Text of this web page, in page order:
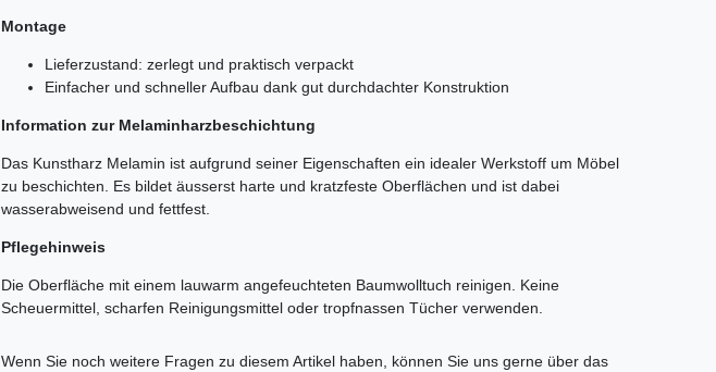
Montage
Lieferzustand: zerlegt und praktisch verpackt
Einfacher und schneller Aufbau dank gut durchdachter Konstruktion
Information zur Melaminharzbeschichtung
Das Kunstharz Melamin ist aufgrund seiner Eigenschaften ein idealer Werkstoff um Möbel
zu beschichten. Es bildet äusserst harte und kratzfeste Oberflächen und ist dabei
wasserabweisend und fettfest.
Pflegehinweis
Die Oberfläche mit einem lauwarm angefeuchteten Baumwolltuch reinigen. Keine
Scheuermittel, scharfen Reinigungsmittel oder tropfnassen Tücher verwenden.
Wenn Sie noch weitere Fragen zu diesem Artikel haben, können Sie uns gerne über das